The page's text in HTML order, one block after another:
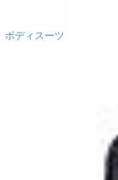
ボディスーツ